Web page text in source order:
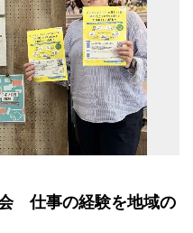
仕事の経験を地域の